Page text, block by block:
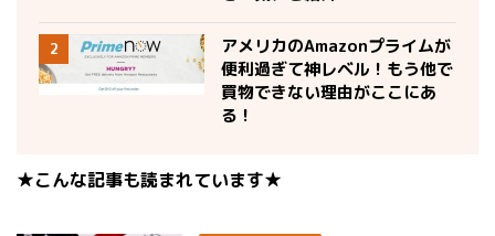
2
アメリカのAmazonプライムが
便利過ぎて神レベル！もう他で
買物できない理由がここにあ
る！
★こんな記事も読まれています★